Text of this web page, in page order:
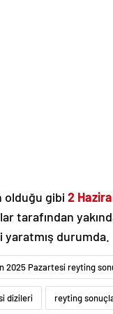
olduğu gibi 2
tarafından
yaratmış durumda.
2025 Pazartesi reyting
dizileri reyting